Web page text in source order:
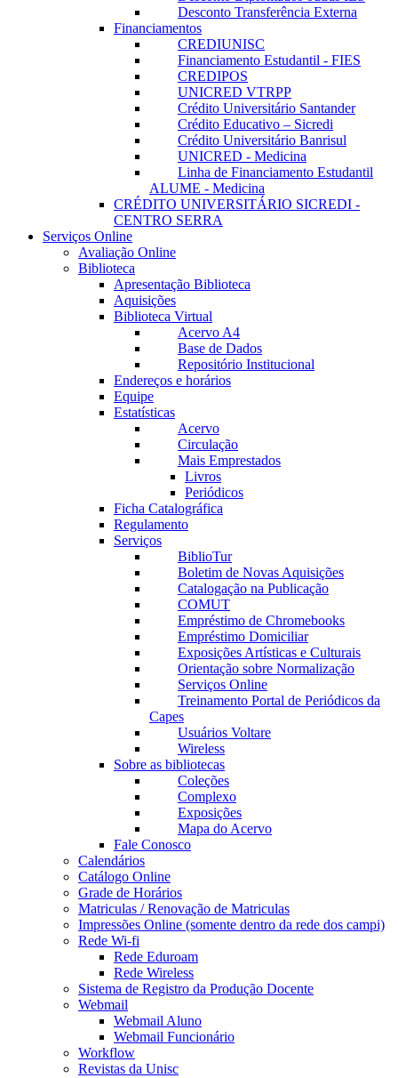
Desconto Transferência Externa
Financiamentos
CREDIUNISC
Financiamento Estudantil - FIES
CREDIPOS
UNICRED VTRPP
Crédito Universitário Santander
Crédito Educativo – Sicredi
Crédito Universitário Banrisul
UNICRED - Medicina
Linha de Financiamento Estudantil
ALUME - Medicina
CRÉDITO UNIVERSITÁRIO SICREDI -
CENTRO SERRA
Serviços Online
Avaliação Online
Biblioteca
Apresentação Biblioteca
Aquisições
Biblioteca Virtual
Acervo A4
Base de Dados
Repositório Institucional
Endereços e horários
Equipe
Estatísticas
Acervo
Circulação
Mais Emprestados
Livros
Periódicos
Ficha Catalográfica
Regulamento
Serviços
BiblioTur
Boletim de Novas Aquisições
Catalogação na Publicação
COMUT
Empréstimo de Chromebooks
Empréstimo Domiciliar
Exposições Artísticas e Culturais
Orientação sobre Normalização
Serviços Online
Treinamento Portal de Periódicos da
Capes
Usuários Voltare
Wireless
Sobre as bibliotecas
Coleções
Complexo
Exposições
Mapa do Acervo
Fale Conosco
Calendários
Catálogo Online
Grade de Horários
Matriculas / Renovação de Matriculas
Impressões Online (somente dentro da rede dos campi)
Rede Wi-fi
Rede Eduroam
Rede Wireless
Sistema de Registro da Produção Docente
Webmail
Webmail Aluno
Webmail Funcionário
Workflow
Revistas da Unisc